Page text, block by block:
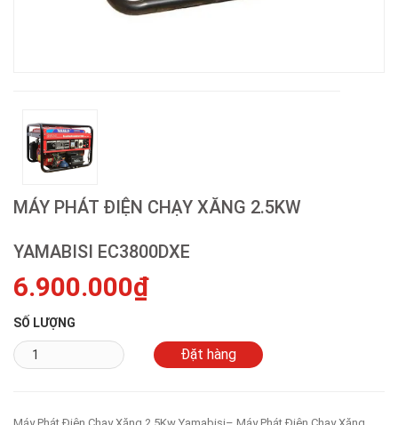
MÁY PHÁT ĐIỆN CHẠY XĂNG 2.5KW
YAMABISI EC3800DXE
6.900.000₫
SỐ LƯỢNG